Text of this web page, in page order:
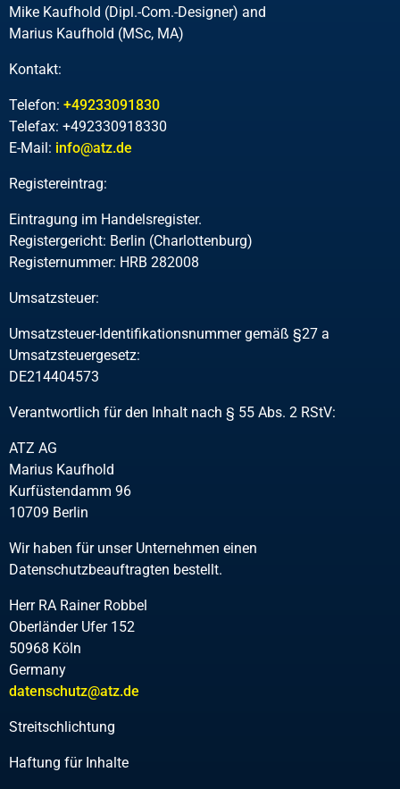
Mike Kaufhold (Dipl.-Com.-Designer) and
Marius Kaufhold (MSc, MA)
Kontakt:
Telefon: +49233091830
Telefax: +492330918330
E-Mail: info@atz.de
Registereintrag:
Eintragung im Handelsregister.
Registergericht: Berlin (Charlottenburg)
Registernummer: HRB 282008
Umsatzsteuer:
Umsatzsteuer-Identifikationsnummer gemäß §27 a
Umsatzsteuergesetz:
DE214404573
Verantwortlich für den Inhalt nach § 55 Abs. 2 RStV:
ATZ AG
Marius Kaufhold
Kurfüstendamm 96
10709 Berlin
Wir haben für unser Unternehmen einen
Datenschutzbeauftragten bestellt.
Herr RA Rainer Robbel
Oberländer Ufer 152
50968 Köln
Germany
datenschutz@atz.de
Streitschlichtung
Haftung für Inhalte